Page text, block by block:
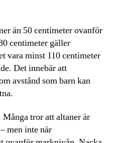
än 50 centimeter ovanför
centimeter gäller
vara minst 110 centimeter
Det innebär att
avstånd som barn kan
tror att altaner är
men inte när